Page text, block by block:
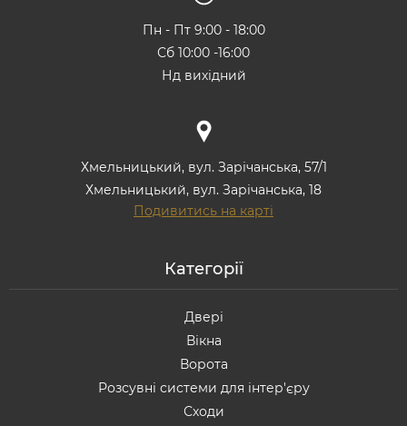
Пн - Пт 9:00 - 18:00
Сб 10:00 -16:00
Нд вихідний
Хмельницький, вул. Зарічанська, 57/1
Хмельницький, вул. Зарічанська, 18
Подивитись на карті
Категорії
Двері
Вікна
Ворота
Розсувні системи для інтер'єру
Сходи